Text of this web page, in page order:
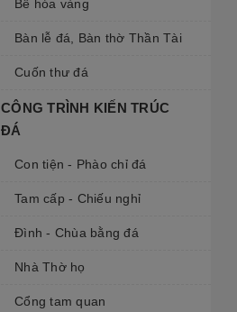
Bể hóa vàng
Bàn lễ đá, Bàn thờ Thần Tài
Cuốn thư đá
CÔNG TRÌNH KIẾN TRÚC
ĐÁ
Con tiện - Phào chỉ đá
Tam cấp - Chiếu nghỉ
Đình - Chùa bằng đá
Nhà Thờ họ
Cổng tam quan